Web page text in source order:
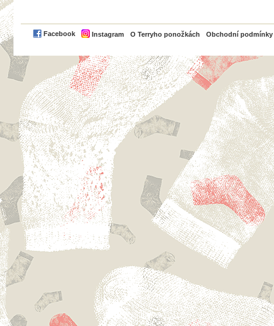
Facebook Instagram O Terryho ponožkách Obchodní podmínky
PayPal